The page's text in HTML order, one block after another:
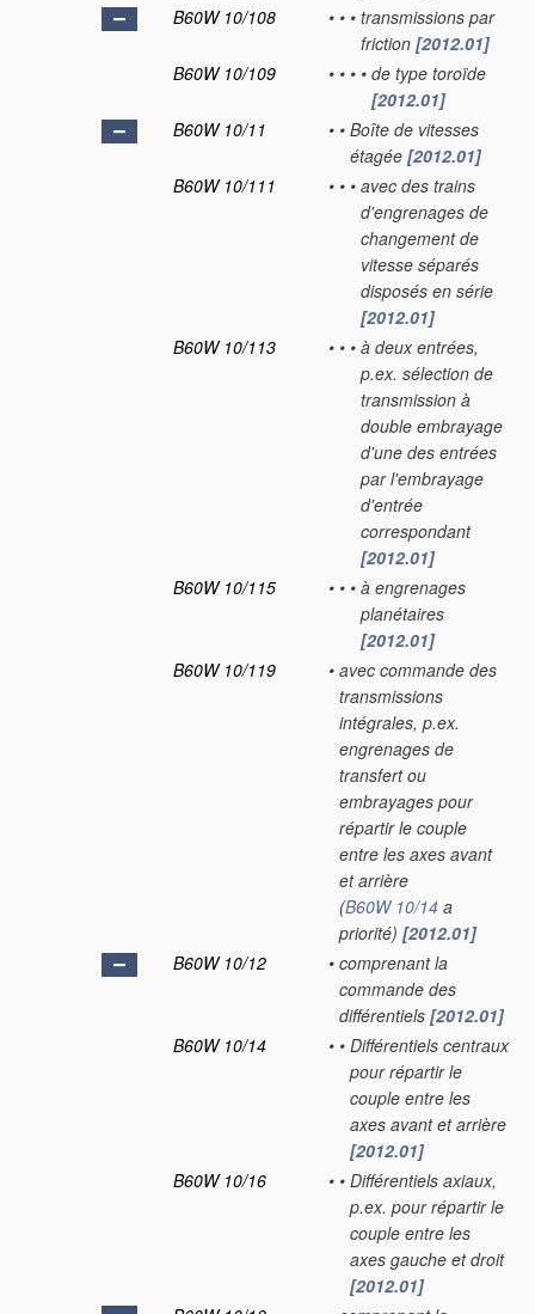
B60W 10/108
• • • transmissions par
friction [2012.01]
B60W 10/109
• • • • de type toroïde
[2012.01]
B60W 10/11
• • Boîte de vitesses
étagée [2012.01]
B60W 10/111
• • • avec des trains
d'engrenages de
changement de
vitesse séparés
disposés en série
[2012.01]
B60W 10/113
• • • à deux entrées,
p.ex. sélection de
transmission à
double embrayage
d'une des entrées
par l'embrayage
d'entrée
correspondant
[2012.01]
B60W 10/115
• • • à engrenages
planétaires
[2012.01]
B60W 10/119
• avec commande des
transmissions
intégrales, p.ex.
engrenages de
transfert ou
embrayages pour
répartir le couple
entre les axes avant
et arrière
(B60W 10/14 a
priorité) [2012.01]
B60W 10/12
• comprenant la
commande des
différentiels [2012.01]
B60W 10/14
• • Différentiels centraux
pour répartir le
couple entre les
axes avant et arrière
[2012.01]
B60W 10/16
• • Différentiels axiaux,
p.ex. pour répartir le
couple entre les
axes gauche et droit
[2012.01]